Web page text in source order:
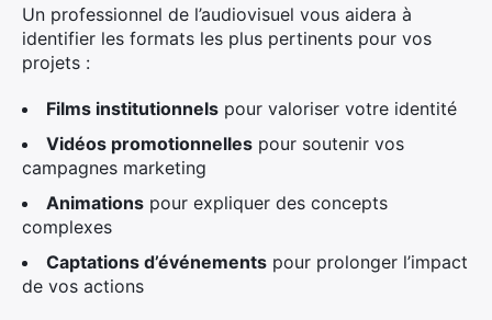
Un professionnel de l’audiovisuel vous aidera à
identifier les formats les plus pertinents pour vos
projets :
Films institutionnels pour valoriser votre identité
Vidéos promotionnelles pour soutenir vos
campagnes marketing
Animations pour expliquer des concepts
complexes
Captations d’événements pour prolonger l’impact
de vos actions